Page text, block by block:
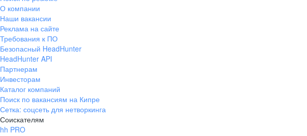
О компании
Наши вакансии
Реклама на сайте
Требования к ПО
Безопасный HeadHunter
HeadHunter API
Партнерам
Инвесторам
Каталог компаний
Поиск по вакансиям на Кипре
Сетка: соцсеть для нетворкинга
Соискателям
hh PRO